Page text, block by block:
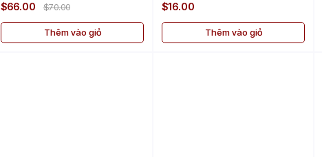
$66.00 $70.00
Thêm vào giỏ
$16.00
Thêm vào giỏ